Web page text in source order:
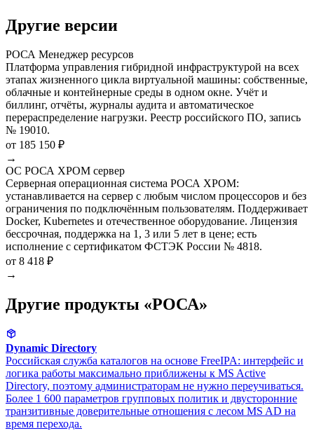
Другие версии
РОСА Менеджер ресурсов
Платформа управления гибридной инфраструктурой на всех
этапах жизненного цикла виртуальной машины: собственные,
облачные и контейнерные среды в одном окне. Учёт и
биллинг, отчёты, журналы аудита и автоматическое
перераспределение нагрузки. Реестр российского ПО, запись
№ 19010.
от 185 150 ₽
→
ОС РОСА ХРОМ сервер
Серверная операционная система РОСА ХРОМ:
устанавливается на сервер с любым числом процессоров и без
ограничения по подключённым пользователям. Поддерживает
Docker, Kubernetes и отечественное оборудование. Лицензия
бессрочная, поддержка на 1, 3 или 5 лет в цене; есть
исполнение с сертификатом ФСТЭК России № 4818.
от 8 418 ₽
→
Другие продукты «РОСА»
Dynamic Directory
Российская служба каталогов на основе FreeIPA: интерфейс и
логика работы максимально приближены к MS Active
Directory, поэтому администраторам не нужно переучиваться.
Более 1 600 параметров групповых политик и двусторонние
транзитивные доверительные отношения с лесом MS AD на
время перехода.